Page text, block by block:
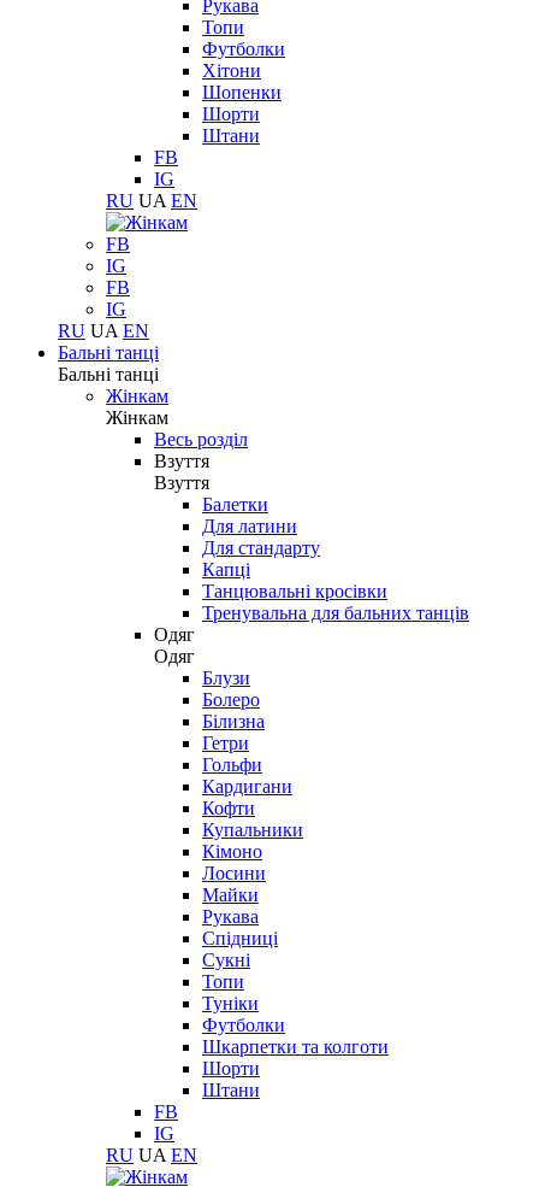
Рукава
Топи
Футболки
Хітони
Шопенки
Шорти
Штани
FB
IG
RU UA EN
FB
IG
FB
IG
RU UA EN
Бальні танці
Бальні танці
Жінкам
Жінкам
Весь розділ
Взуття
Взуття
Балетки
Для латини
Для стандарту
Капці
Танцювальні кросівки
Тренувальна для бальних танців
Одяг
Одяг
Блузи
Болеро
Білизна
Гетри
Гольфи
Кардигани
Кофти
Купальники
Кімоно
Лосини
Майки
Рукава
Спідниці
Сукні
Топи
Туніки
Футболки
Шкарпетки та колготи
Шорти
Штани
FB
IG
RU UA EN